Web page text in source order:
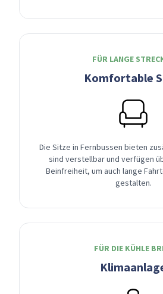
FÜR LANGE
Komfortable
Die Sitze in Fernbussen bieten
sind verstellbar und verfügen
Beinfreiheit, um auch lange
gestalten.
FÜR DIE KÜHLE